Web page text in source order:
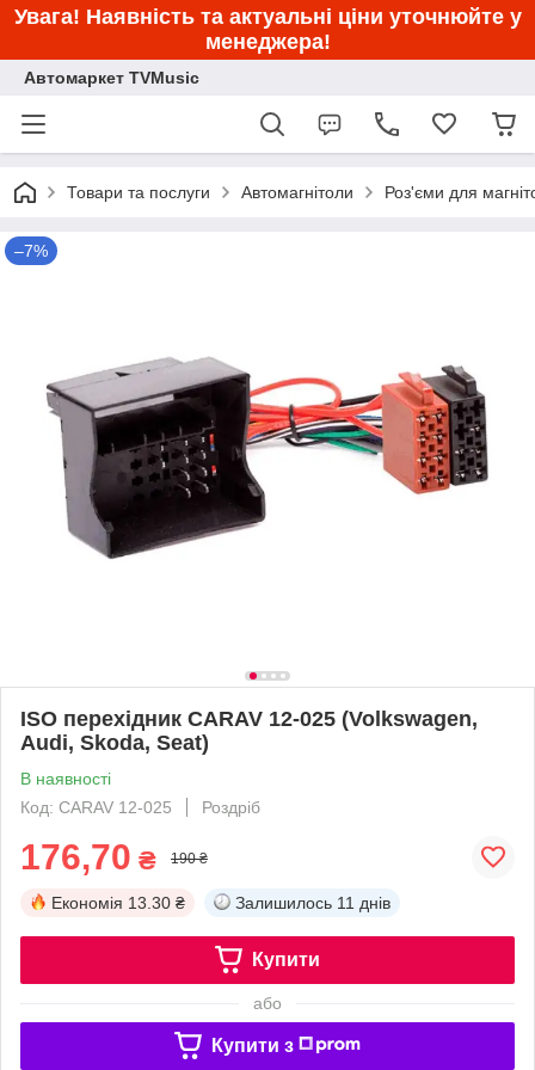
Увага! Наявність та актуальні ціни уточнюйте у
менеджера!
Автомаркет TVMusic
Товари та послуги Автомагнітоли Роз'єми для
–7%
ISO перехідник CARAV 12-025 (Volkswagen,
Audi, Skoda, Seat)
В наявності
Код: CARAV 12-025
Роздріб
176,70 ₴ 190 ₴
Економія 13.30 ₴ Залишилось 11 днів
Купити
або
Купити з